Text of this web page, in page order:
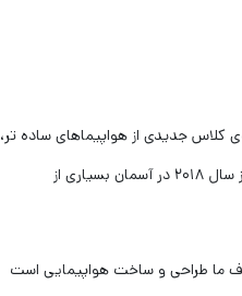
کلاس جدیدی از هواپیماهای ساده تر،
کم سر و صداتر و البته دوست دار محیط زیست باز کرده است. پیش بینی می شود این دسته از هواپیماها از سال ۲۰۱۸ در آسمان بسیاری از
ما طراحی و ساخت هواپیمایی است